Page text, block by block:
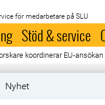
för medarbetare på SLU
Stöd & service
koordinerar EU-ansökan
Nyhet